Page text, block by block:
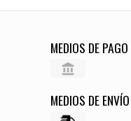
MEDIOS DE PAGO
MEDIOS DE ENVÍO